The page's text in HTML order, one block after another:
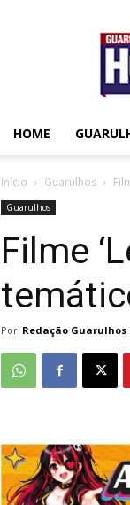
HOME
Início Guarulhos
Guarulhos
Filme
Por Redação Guarulhos